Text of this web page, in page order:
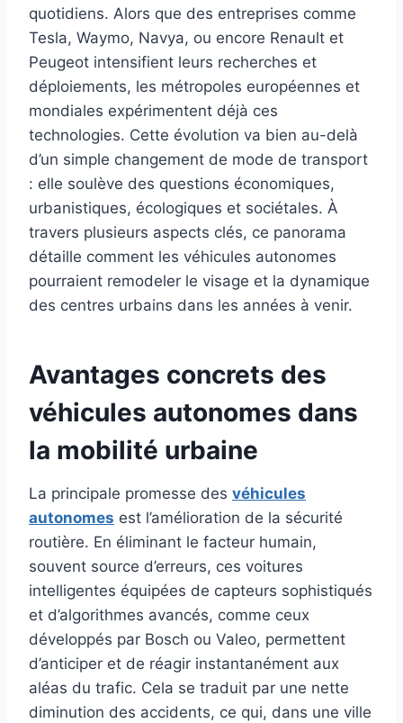
quotidiens. Alors que des entreprises comme
Tesla, Waymo, Navya, ou encore Renault et
Peugeot intensifient leurs recherches et
déploiements, les métropoles européennes et
mondiales expérimentent déjà ces
technologies. Cette évolution va bien au-delà
d’un simple changement de mode de transport
: elle soulève des questions économiques,
urbanistiques, écologiques et sociétales. À
travers plusieurs aspects clés, ce panorama
détaille comment les véhicules autonomes
pourraient remodeler le visage et la dynamique
des centres urbains dans les années à venir.
Avantages concrets des
véhicules autonomes dans
la mobilité urbaine
La principale promesse des véhicules
autonomes est l’amélioration de la sécurité
routière. En éliminant le facteur humain,
souvent source d’erreurs, ces voitures
intelligentes équipées de capteurs sophistiqués
et d’algorithmes avancés, comme ceux
développés par Bosch ou Valeo, permettent
d’anticiper et de réagir instantanément aux
aléas du trafic. Cela se traduit par une nette
diminution des accidents, ce qui, dans une ville